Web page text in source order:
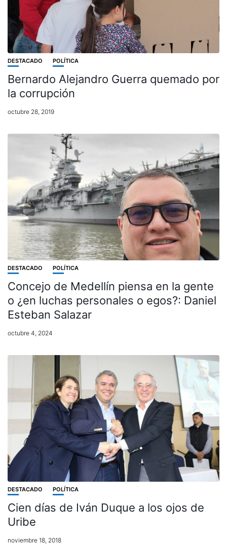
DESTACADO POLÍTICA
Bernardo Alejandro Guerra quemado por
la corrupción
octubre 28, 2019
DESTACADO POLÍTICA
Concejo de Medellín piensa en la gente
o ¿en luchas personales o egos?: Daniel
Esteban Salazar
octubre 4, 2024
DESTACADO POLÍTICA
Cien días de Iván Duque a los ojos de
Uribe
noviembre 18, 2018